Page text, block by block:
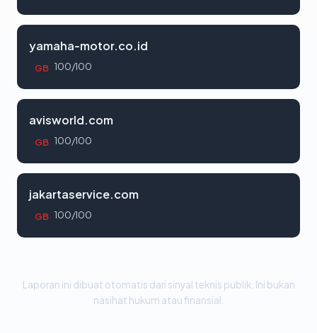
yamaha-motor.co.id
GB 100/100
avisworld.com
GB 100/100
jakartaservice.com
GB 100/100
Laporan ini dibuat otomatis dari sinyal teknis publik. Ini bukan
nasihat hukum atau finansial.